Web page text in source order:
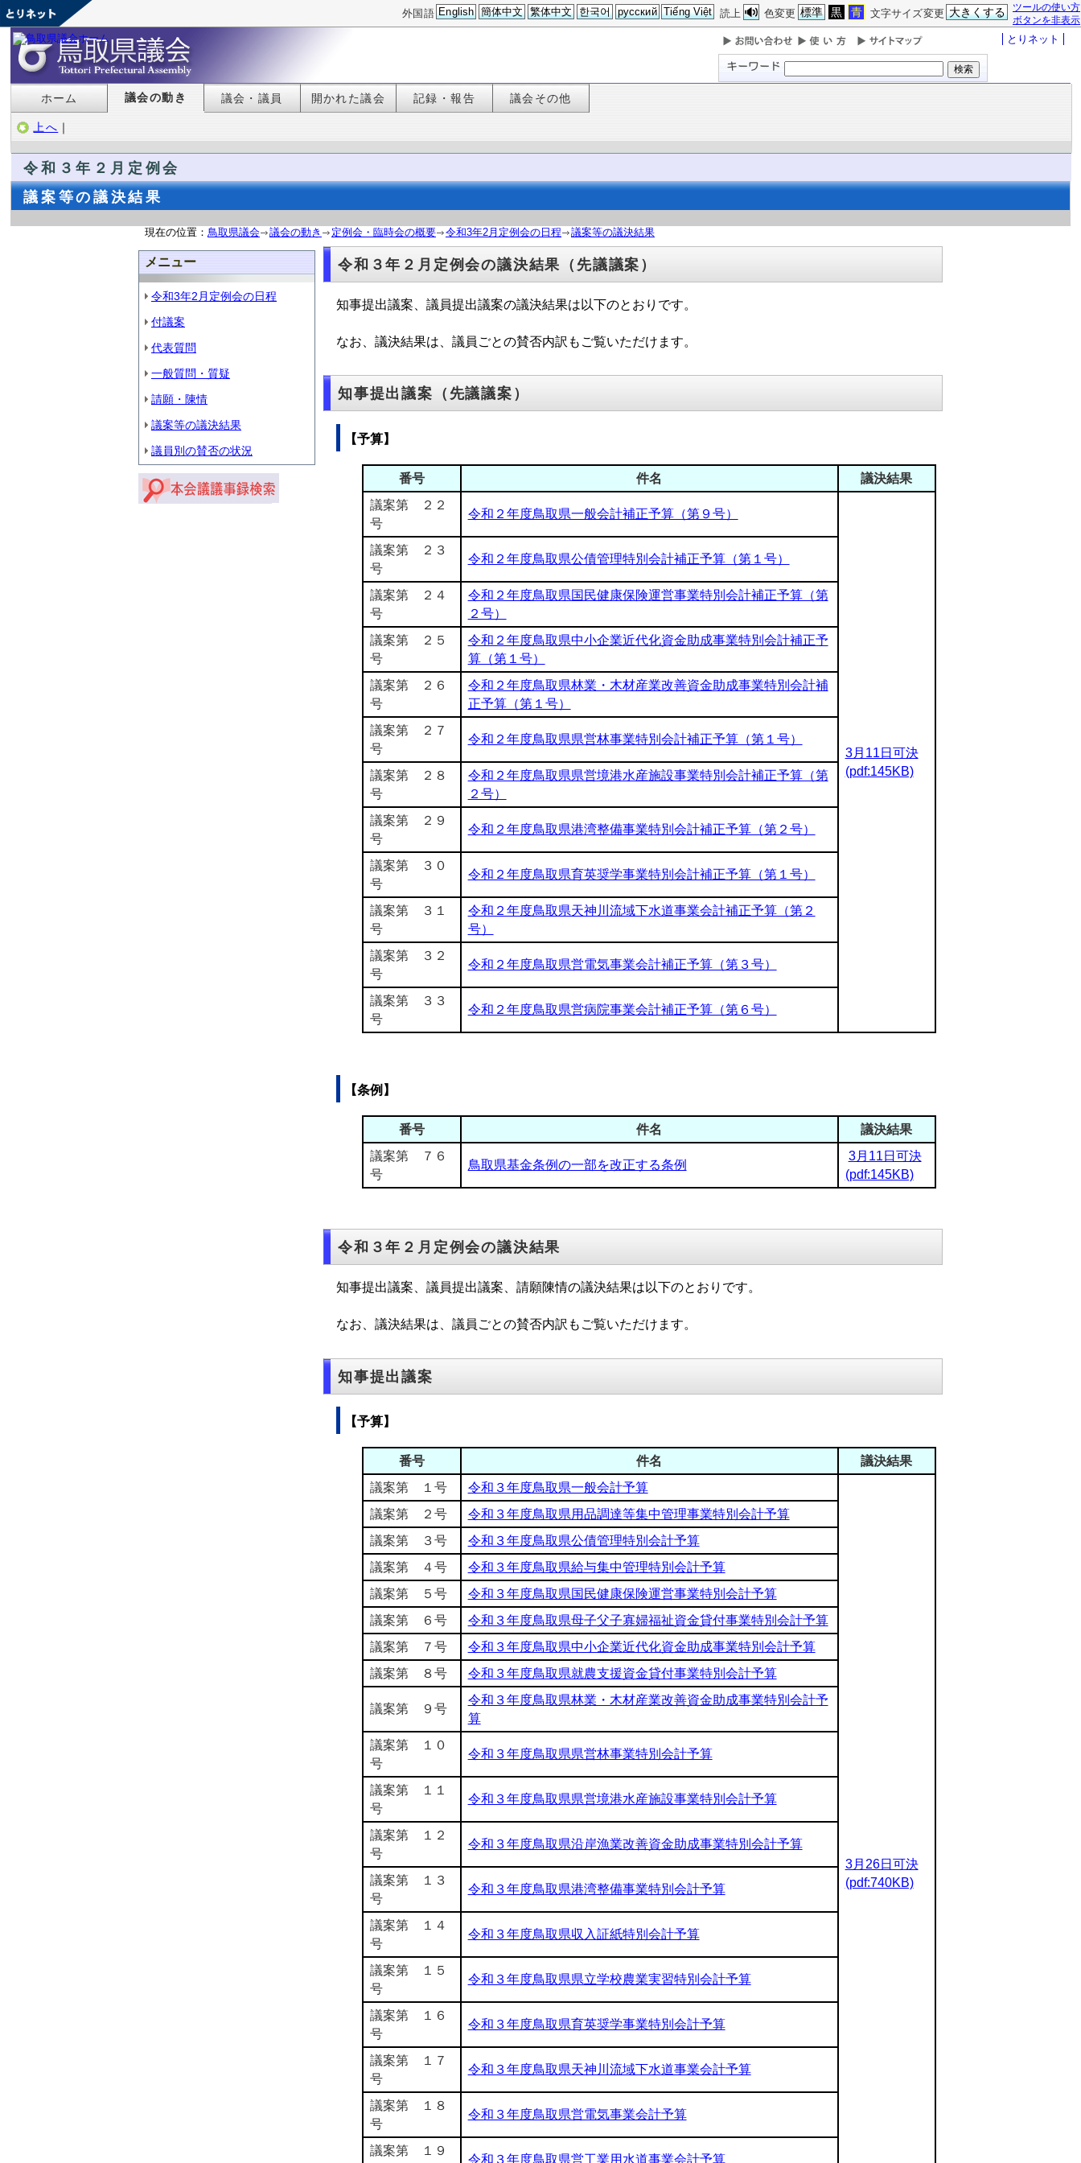
ツールの使い方
ボタンを非表示
文字サイズ変更 大きくする
色変更 標準 黒 青
読上
外国語 English 簡体中文 繁体中文 한국어 русский Tiếng Việt
とりネット
ホーム 議会の動き 議会・議員 開かれた議会 記録・報告 議会その他
上へ ｜
令和３年２月定例会
議案等の議決結果
現在の位置： 鳥取県議会 議会の動き 定例会・臨時会の概要 令和3年2月定例会の日程 議案等の議決結果
メニュー
令和3年2月定例会の日程
付議案
代表質問
一般質問・質疑
請願・陳情
議案等の議決結果
議員別の賛否の状況
令和３年２月定例会の議決結果（先議議案）
知事提出議案、議員提出議案の議決結果は以下のとおりです。
なお、議決結果は、議員ごとの賛否内訳もご覧いただけます。
知事提出議案（先議議案）
【予算】
番号 件名
議決結果
議案第 ２２
号
令和２年度鳥取県一般会計補正予算（第９号）
3月11日可決
(pdf:145KB)
議案第 ２３
号
令和２年度鳥取県公債管理特別会計補正予算（第１号）
議案第 ２４
号
令和２年度鳥取県国民健康保険運営事業特別会計補正予算（第
２号）
議案第 ２５
号
令和２年度鳥取県中小企業近代化資金助成事業特別会計補正予
算（第１号）
議案第 ２６
号
令和２年度鳥取県林業・木材産業改善資金助成事業特別会計補
正予算（第１号）
議案第 ２７
号
令和２年度鳥取県県営林事業特別会計補正予算（第１号）
議案第 ２８
号
令和２年度鳥取県県営境港水産施設事業特別会計補正予算（第
２号）
議案第 ２９
号
令和２年度鳥取県港湾整備事業特別会計補正予算（第２号）
議案第 ３０
号
令和２年度鳥取県育英奨学事業特別会計補正予算（第１号）
議案第 ３１
号
令和２年度鳥取県天神川流域下水道事業会計補正予算（第２
号）
議案第 ３２
号
令和２年度鳥取県営電気事業会計補正予算（第３号）
議案第 ３３
号
令和２年度鳥取県営病院事業会計補正予算（第６号）
【条例】
番号 件名
議決結果
議案第 ７６
号
鳥取県基金条例の一部を改正する条例
3月11日可決
(pdf:145KB)
令和３年２月定例会の議決結果
知事提出議案、議員提出議案、請願陳情の議決結果は以下のとおりです。
なお、議決結果は、議員ごとの賛否内訳もご覧いただけます。
知事提出議案
【予算】
番号 件名
議決結果
議案第 １号
令和３年度鳥取県一般会計予算
3月26日可決
(pdf:740KB)
議案第 ２号
令和３年度鳥取県用品調達等集中管理事業特別会計予算
議案第 ３号
令和３年度鳥取県公債管理特別会計予算
議案第 ４号
令和３年度鳥取県給与集中管理特別会計予算
議案第 ５号
令和３年度鳥取県国民健康保険運営事業特別会計予算
議案第 ６号
令和３年度鳥取県母子父子寡婦福祉資金貸付事業特別会計予算
議案第 ７号
令和３年度鳥取県中小企業近代化資金助成事業特別会計予算
議案第 ８号
令和３年度鳥取県就農支援資金貸付事業特別会計予算
議案第 ９号
令和３年度鳥取県林業・木材産業改善資金助成事業特別会計予
算
議案第 １０
号
令和３年度鳥取県県営林事業特別会計予算
議案第 １１
号
令和３年度鳥取県県営境港水産施設事業特別会計予算
議案第 １２
号
令和３年度鳥取県沿岸漁業改善資金助成事業特別会計予算
議案第 １３
号
令和３年度鳥取県港湾整備事業特別会計予算
議案第 １４
号
令和３年度鳥取県収入証紙特別会計予算
議案第 １５
号
令和３年度鳥取県県立学校農業実習特別会計予算
議案第 １６
号
令和３年度鳥取県育英奨学事業特別会計予算
議案第 １７
号
令和３年度鳥取県天神川流域下水道事業会計予算
議案第 １８
号
令和３年度鳥取県営電気事業会計予算
議案第 １９
令和３年度鳥取県営工業用水道事業会計予算